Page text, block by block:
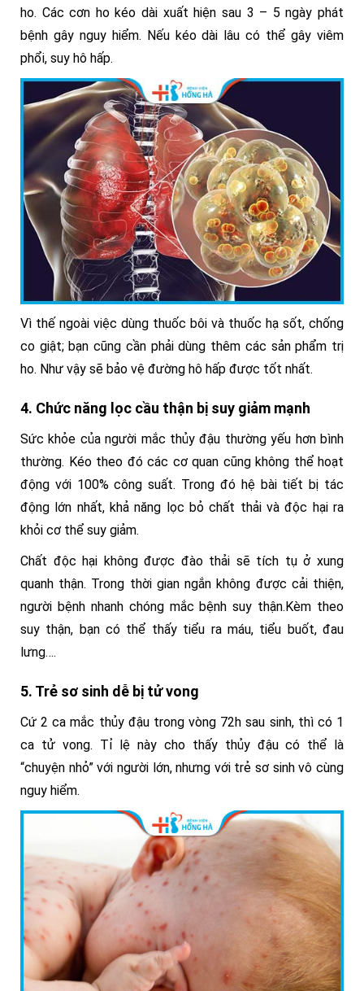
ho. Các cơn ho kéo dài xuất hiện sau 3 – 5 ngày phát
bệnh gây nguy hiểm. Nếu kéo dài lâu có thể gây viêm
phổi, suy hô hấp.
Vì thế ngoài việc dùng thuốc bôi và thuốc hạ sốt, chống
co giật; bạn cũng cần phải dùng thêm các sản phẩm trị
ho. Như vậy sẽ bảo vệ đường hô hấp được tốt nhất.
4. Chức năng lọc cầu thận bị suy giảm mạnh
Sức khỏe của người mắc thủy đậu thường yếu hơn bình
thường. Kéo theo đó các cơ quan cũng không thể hoạt
động với 100% công suất. Trong đó hệ bài tiết bị tác
động lớn nhất, khả năng lọc bỏ chất thải và độc hại ra
khỏi cơ thể suy giảm.
Chất độc hại không được đào thải sẽ tích tụ ở xung
quanh thận. Trong thời gian ngắn không được cải thiện,
người bệnh nhanh chóng mắc bệnh suy thận.Kèm theo
suy thận, bạn có thể thấy tiểu ra máu, tiểu buốt, đau
lưng….
5. Trẻ sơ sinh dễ bị tử vong
Cứ 2 ca mắc thủy đậu trong vòng 72h sau sinh, thì có 1
ca tử vong. Tỉ lệ này cho thấy thủy đậu có thể là
“chuyện nhỏ” với người lớn, nhưng với trẻ sơ sinh vô cùng
nguy hiểm.